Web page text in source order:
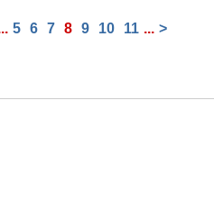
5 6 7 8 9 10 11 ... >